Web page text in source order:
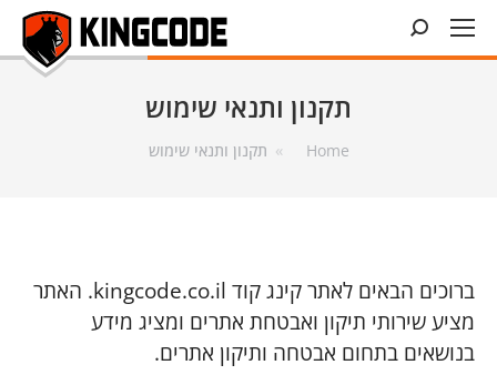
Search:
תקנון ותנאי שימוש
You are here:
Home תקנון ותנאי שימוש
ברוכים הבאים לאתר קינג קוד kingcode.co.il. האתר
מציע שירותי תיקון ואבטחת אתרים ומציג מידע
בנושאים בתחום אבטחה ותיקון אתרים.